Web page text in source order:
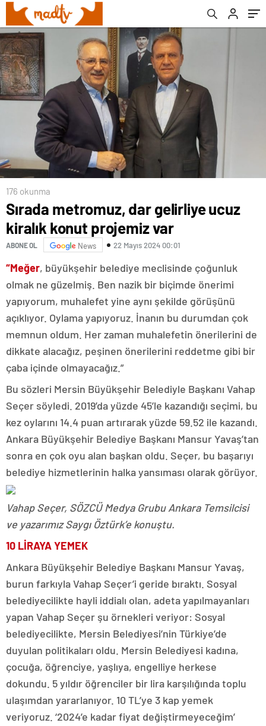
176 okunma
Sırada metromuz, dar gelirliye ucuz
kiralık konut projemiz var
ABONE OL News 22 Mayıs 2024 00:01
“Meğer, büyükşehir belediye meclisinde çoğunluk
olmak ne güzelmiş. Ben nazik bir biçimde önerimi
yapıyorum, muhalefet yine aynı şekilde görüşünü
açıklıyor. Oylama yapıyoruz. İnanın bu durumdan çok
memnun oldum. Her zaman muhalefetin önerilerini de
dikkate alacağız, peşinen önerilerini reddetme gibi bir
çaba içinde olmayacağız.”
Bu sözleri Mersin Büyükşehir Belediyle Başkanı Vahap
Seçer söyledi. 2019’da yüzde 45’le kazandığı seçimi, bu
kez oylarını 14.4 puan artırarak yüzde 59.52 ile kazandı.
Ankara Büyükşehir Belediye Başkanı Mansur Yavaş’tan
sonra en çok oyu alan başkan oldu. Seçer, bu başarıyı
belediye hizmetlerinin halka yansıması olarak görüyor.
Vahap Seçer, SÖZCÜ Medya Grubu Ankara Temsilcisi
ve yazarımız Saygı Öztürk’e konuştu.
10 LİRAYA YEMEK
Ankara Büyükşehir Belediye Başkanı Mansur Yavaş,
burun farkıyla Vahap Seçer’i geride bıraktı. Sosyal
belediyecilikte hayli iddialı olan, adeta yapılmayanları
yapan Vahap Seçer şu örnekleri veriyor: Sosyal
belediyecilikte, Mersin Belediyesi’nin Türkiye’de
duyulan politikaları oldu. Mersin Belediyesi kadına,
çocuğa, öğrenciye, yaşlıya, engelliye herkese
dokundu. 5 yıldır öğrenciler bir lira karşılığında toplu
ulaşımdan yararlanıyor. 10 TL’ye 3 kap yemek
veriyoruz. ‘2024’e kadar fiyat değiştirmeyeceğim’